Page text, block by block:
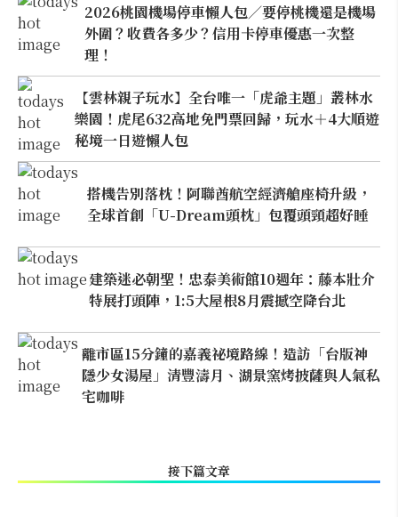
2026桃園機場停車懶人包／要停桃機還是機場
外圍？收費各多少？信用卡停車優惠一次整
理！
【雲林親子玩水】全台唯一「虎爺主題」叢林水
樂園！虎尾632高地免門票回歸，玩水＋4大順遊
秘境一日遊懶人包
搭機告別落枕！阿聯酋航空經濟艙座椅升級，
全球首創「U-Dream頭枕」包覆頭頸超好睡
建築迷必朝聖！忠泰美術館10週年：藤本壯介
特展打頭陣，1:5大屋根8月震撼空降台北
離市區15分鐘的嘉義祕境路線！造訪「台版神
隱少女湯屋」清豐濤月、湖景窯烤披薩與人氣私
宅咖啡
接下篇文章